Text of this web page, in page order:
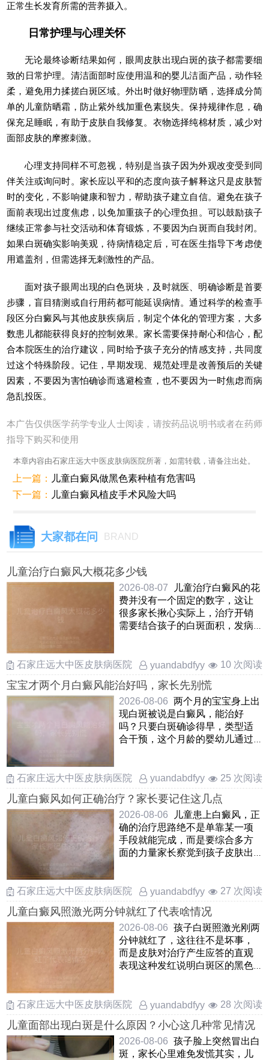
正常生长发育所需的营养摄入。
日常护理与心理关怀
无论最终诊断结果如何，眼周皮肤出现白斑的孩子都需要细
致的日常护理。清洁面部时应使用温和的婴儿洁面产品，动作轻
柔，避免用力揉搓白斑区域。外出时做好物理防晒，选择成分简
单的儿童防晒霜，防止紫外线加重色素脱失。保持规律作息，确
保充足睡眠，有助于皮肤自我修复。衣物选择纯棉材质，减少对
面部皮肤的摩擦刺激。
心理支持同样不可忽视，特别是当孩子因为外观改变受到同
伴关注或询问时。家长应以平和的态度向孩子解释这只是皮肤暂
时的变化，不影响健康和智力，帮助孩子建立自信。避免在孩子
面前表现出过度焦虑，以免加重孩子的心理负担。可以鼓励孩子
继续正常参与社交活动和体育锻炼，不要因为白斑而自我封闭。
如果白斑确实影响美观，待病情稳定后，可在医生指导下考虑使
用遮盖剂，但需选择无刺激性的产品。
面对孩子眼周出现的白色斑块，及时就医、明确诊断是首要
步骤，盲目猜测或自行用药都可能延误病情。通过科学的检查手
段区分白癜风与其他皮肤疾病后，制定个体化的管理方案，大多
数患儿都能获得良好的控制效果。家长需要保持耐心和信心，配
合本院医生的治疗建议，同时给予孩子充分的情感支持，共同度
过这个特殊阶段。记住，早期发现、规范处理是改善预后的关键
因素，不要因为害怕确诊而逃避检查，也不要因为一时焦虑而病
急乱投医。
本广告仅供医学药学专业人士阅读，请按药品说明书或者在药师
指导下购买和使用
本章内容由石家庄远大中医皮肤病医院所著，如需转载，请备注出处。
上一篇：
儿童白癜风做黑色素种植有危害吗
下一篇：
儿童白癜风植皮手术风险大吗
大家都在问 BRAND
儿童治疗白癜风大概花多少钱
2026-08-07
儿童治疗白癜风的花
费并没有一个固定的数字，这让
很多家长揪心实际上，治疗开销
需要结合孩子的白斑面积，发病
石家庄远大中医皮肤病医院
yuandabdfyy 10 次阅读
宝宝才两个月白癜风能治好吗，家长先别慌
2026-08-06 两个月的宝宝身上出
现白斑被说是白癜风，能治好
吗？只要白斑确诊得早，类型适
合干预，这个月龄的婴幼儿通过
石家庄远大中医皮肤病医院
yuandabdfyy 25 次阅读
儿童白癜风如何正确治疗？家长要记住这几点
2026-08-06
儿童患上白癜风，正
确的治疗思路绝不是单靠某一项
手段就能完成，而是要综合多方
面的力量家长察觉到孩子皮肤出
石家庄远大中医皮肤病医院
yuandabdfyy 27 次阅读
儿童白癜风照激光两分钟就红了代表啥情况
2026-08-06 孩子白斑照激光刚两
分钟就红了，这往往不是坏事，
而是皮肤对治疗产生应答的直观
表现这种发红说明白斑区的黑色
石家庄远大中医皮肤病医院 yuandabdfyy 28 次阅读
儿童面部出现白斑是什么原因？小心这几种常见情况
2026-08-06 孩子脸上突然冒出白
斑，家长心里难免发慌其实，儿